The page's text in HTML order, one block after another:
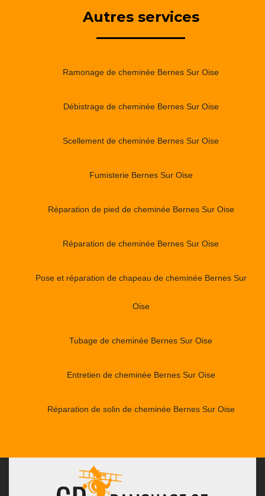
Autres services
Ramonage de cheminée Bernes Sur Oise
Débistrage de cheminée Bernes Sur Oise
Scellement de cheminée Bernes Sur Oise
Fumisterie Bernes Sur Oise
Réparation de pied de cheminée Bernes Sur Oise
Réparation de cheminée Bernes Sur Oise
Pose et réparation de chapeau de cheminée Bernes Sur
Oise
Tubage de cheminée Bernes Sur Oise
Entretien de cheminée Bernes Sur Oise
Réparation de solin de cheminée Bernes Sur Oise